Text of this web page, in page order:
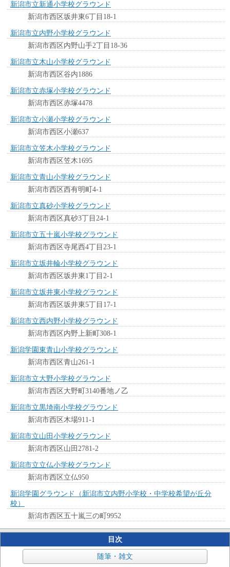
新潟市立新通小学校グラウンド
新潟市西区坂井東6丁目18-1
新潟市立内野小学校グラウンド
新潟市西区内野山手2丁目18-36
新潟市立木山小学校グラウンド
新潟市西区谷内1886
新潟市立赤塚小学校グラウンド
新潟市西区赤塚4478
新潟市立小瀬小学校グラウンド
新潟市西区小瀬637
新潟市立笠木小学校グラウンド
新潟市西区笠木1695
新潟市立青山小学校グラウンド
新潟市西区西有明町4-1
新潟市立真砂小学校グラウンド
新潟市西区真砂3丁目24-1
新潟市立五十嵐小学校グラウンド
新潟市西区寺尾西4丁目23-1
新潟市立坂井輪小学校グラウンド
新潟市西区坂井東1丁目2-1
新潟市立坂井東小学校グラウンド
新潟市西区坂井東5丁目17-1
新潟市立西内野小学校グラウンド
新潟市西区内野上新町308-1
新潟学園東青山小学校グラウンド
新潟市西区青山261-1
新潟市立大野小学校グラウンド
新潟市西区大野町3140番地ノ乙
新潟市立黒埼南小学校グラウンド
新潟市西区木場911-1
新潟市立山田小学校グラウンド
新潟市西区山田2781-2
新潟市立立仏小学校グラウンド
新潟市西区立仏950
新潟学園グラウンド（新潟市立内野小学校・中学校希望が丘分
校）
新潟市西区五十嵐三の町9952
目次
随筆・雑文